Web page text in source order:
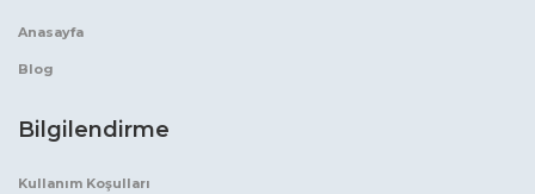
Anasayfa
Blog
Bilgilendirme
Kullanım Koşulları